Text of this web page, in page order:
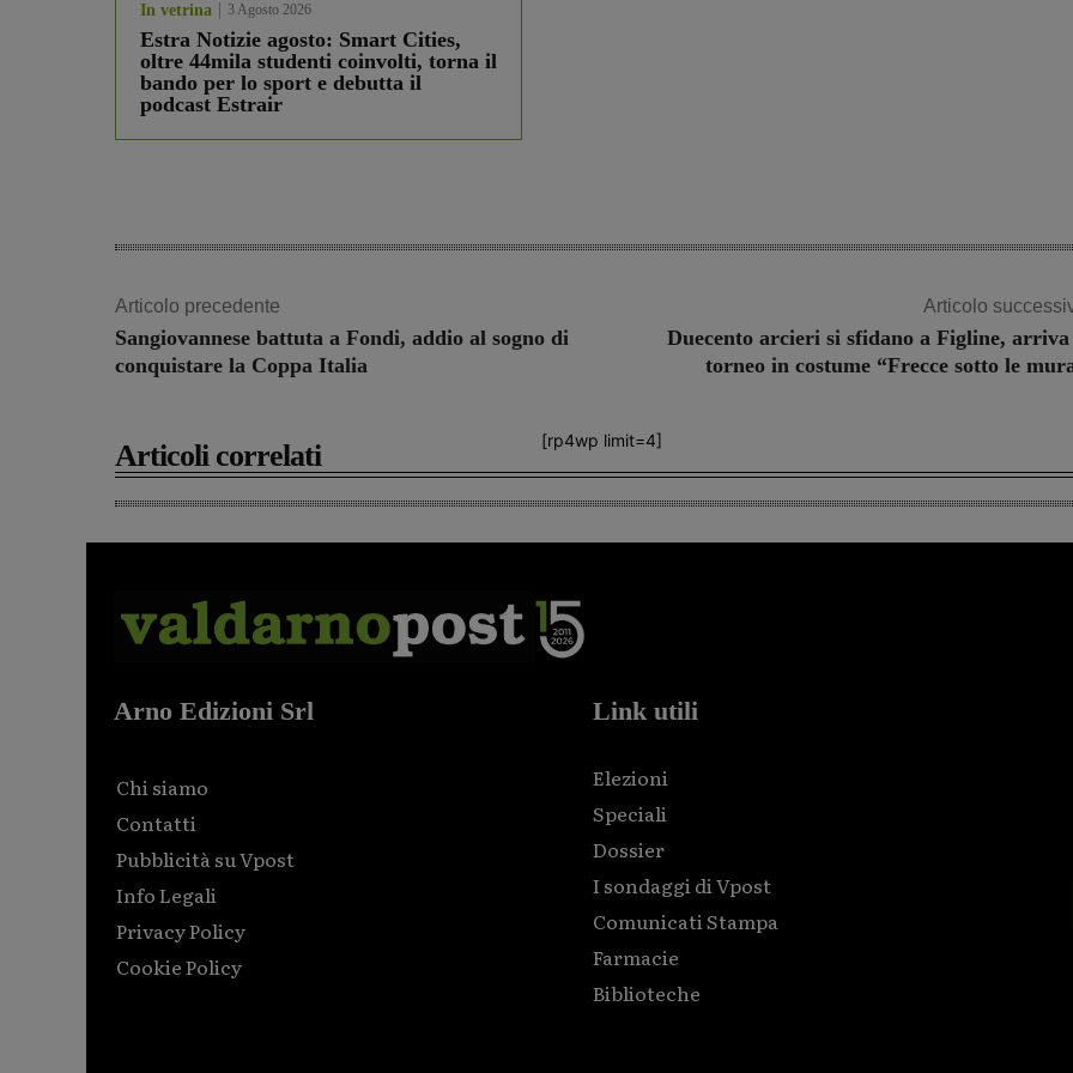
In vetrina 3 Agosto 2026
Estra Notizie agosto: Smart Cities,
oltre 44mila studenti coinvolti, torna il
bando per lo sport e debutta il
podcast Estrair
Articolo precedente
Sangiovannese battuta a Fondi, addio al sogno di
conquistare la Coppa Italia
Articolo
Duecento arcieri si sfidano a Figline,
torneo in costume “Frecce sotto le
[rp4wp limit=4]
Articoli correlati
Arno Edizioni Srl
Chi siamo
Contatti
Pubblicità su Vpost
Info Legali
Privacy Policy
Cookie Policy
Link utili
Elezioni
Speciali
Dossier
I sondaggi di Vpost
Comunicati Stampa
Farmacie
Biblioteche